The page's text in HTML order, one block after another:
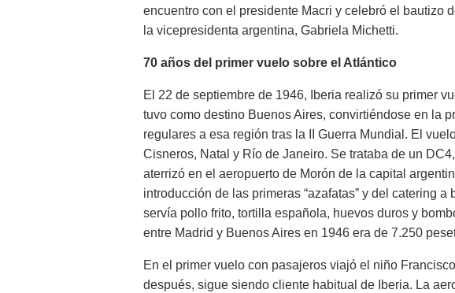
encuentro con el presidente Macri y celebró el bautizo
la vicepresidenta argentina, Gabriela Michetti.
70 años del primer vuelo sobre el Atlántico
El 22 de septiembre de 1946, Iberia realizó su primer
tuvo como destino Buenos Aires, convirtiéndose en la
regulares a esa región tras la II Guerra Mundial. El
Cisneros, Natal y Río de Janeiro. Se trataba de un
aterrizó en el aeropuerto de Morón de la capital
introducción de las primeras “azafatas” y del catering
servía pollo frito, tortilla española, huevos duros y
entre Madrid y Buenos Aires en 1946 era de 7.250
En el primer vuelo con pasajeros viajó el niño
después, sigue siendo cliente habitual de Iberia. La